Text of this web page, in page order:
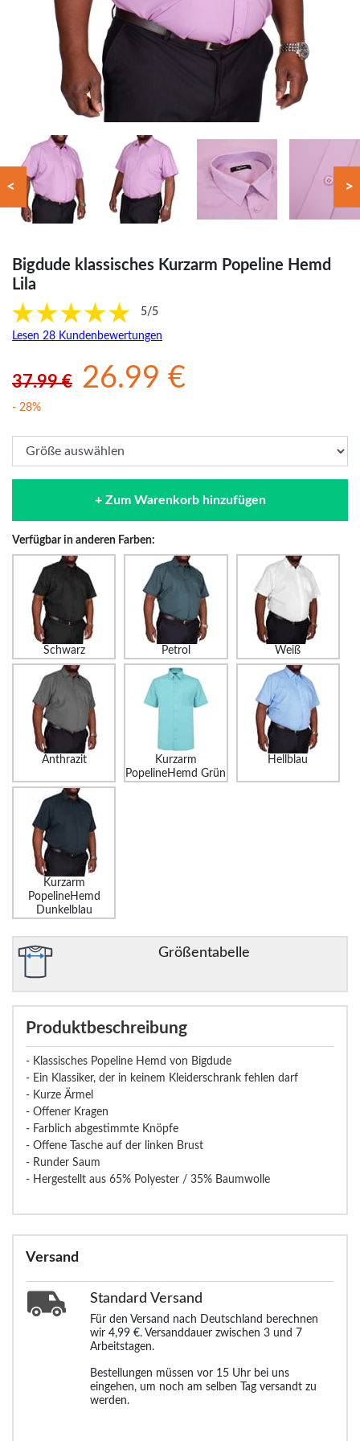
< >
Bigdude klassisches Kurzarm Popeline Hemd
Lila
5/5
Lesen 28 Kundenbewertungen
37.99 € 26.99 €
- 28%
+ Zum Warenkorb hinzufügen
Verfügbar in anderen Farben:
Schwarz Petrol Weiß
Anthrazit
Kurzarm
PopelineHemd Grün
Hellblau
Kurzarm
PopelineHemd
Dunkelblau
Größentabelle
Produktbeschreibung
- Klassisches Popeline Hemd von Bigdude
- Ein Klassiker, der in keinem Kleiderschrank fehlen darf
- Kurze Ärmel
- Offener Kragen
- Farblich abgestimmte Knöpfe
- Offene Tasche auf der linken Brust
- Runder Saum
- Hergestellt aus 65% Polyester / 35% Baumwolle
Versand
Standard Versand
Für den Versand nach Deutschland berechnen
wir 4,99 €. Versanddauer zwischen 3 und 7
Arbeitstagen.
Bestellungen müssen vor 15 Uhr bei uns
eingehen, um noch am selben Tag versandt zu
werden.